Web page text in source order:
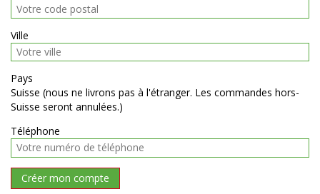
Ville
Pays
Suisse (nous ne livrons pas à l'étranger. Les commandes hors-
Suisse seront annulées.)
Téléphone